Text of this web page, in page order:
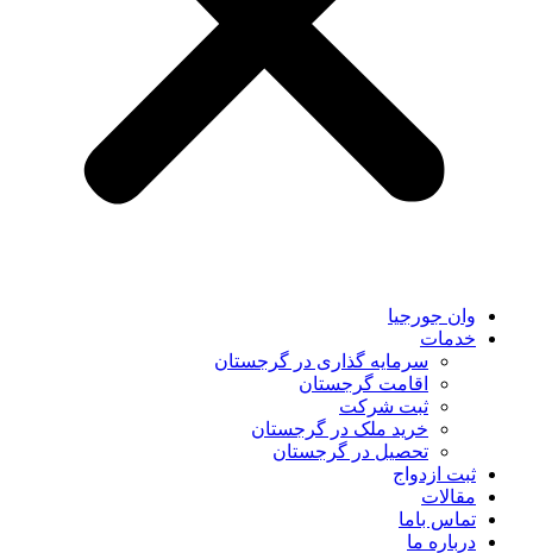
وان جورجیا
خدمات
سرمایه گذاری در گرجستان
اقامت گرجستان
ثبت شرکت
خرید ملک در گرجستان
تحصیل در گرجستان
ثبت ازدواج
مقالات
تماس باما
درباره ما